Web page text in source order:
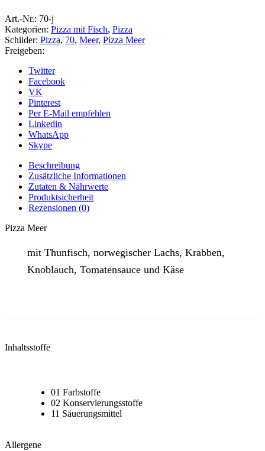
Art.-Nr.: 70-j
Kategorien: Pizza mit Fisch, Pizza
Schilder: Pizza, 70, Meer, Pizza Meer
Freigeben:
Twitter
Facebook
VK
Pinterest
Per E-Mail empfehlen
Linkedin
WhatsApp
Skype
Beschreibung
Zusätzliche Informationen
Zutaten & Nährwerte
Produktsicherheit
Rezensionen (0)
Pizza Meer
mit Thunfisch, norwegischer Lachs, Krabben,
Knoblauch, Tomatensauce und Käse
Inhaltsstoffe
01 Farbstoffe
02 Konservierungsstoffe
11 Säuerungsmittel
Allergene